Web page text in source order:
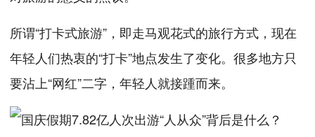
所谓“打卡式旅游”，即走马观花式的旅行方式，现在
年轻人们热衷的“打卡”地点发生了变化。很多地方只
要沾上“网红”二字，年轻人就接踵而来。